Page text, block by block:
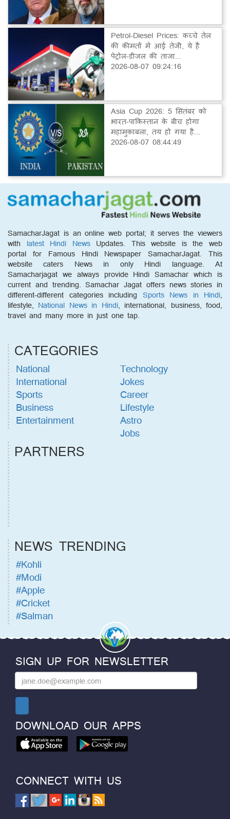
Petrol-Diesel Prices: कच्चे तेल
की कीमतों में आई तेजी, ये है
पेट्रोल-डीजल की ताजा...
2026-08-07 09:24:16
Asia Cup 2026: 5 सितंबर को
भारत-पाकिस्तान के बीच होगा
महामुकाबला, तय हो गया है...
2026-08-07 08:44:49
SamacharJagat is an online web portal; it serves the viewers
with latest Hindi NewsUpdates. This website is the web
portal for Famous Hindi Newspaper SamacharJagat. This
website caters News in only Hindi language. At
Samacharjagat we always provide Hindi Samachar which is
current and trending. Samachar Jagat offers news stories in
different-different categories including Sports News in Hindi,
lifestyle, National News in Hindi, international, business, food,
travel and many more in just one tap.
CATEGORIES
National
International
Sports
Business
Entertainment
Technology
Jokes
Career
Lifestyle
Astro
Jobs
PARTNERS
NEWS TRENDING
#Kohli
#Modi
#Apple
#Cricket
#Salman
SIGN UP FOR NEWSLETTER
DOWNLOAD OUR APPS
CONNECT WITH US